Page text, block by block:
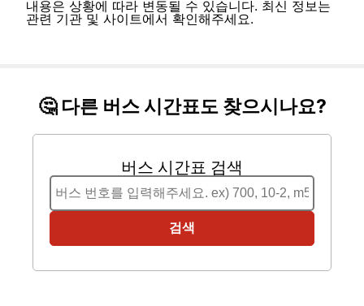
내용은 상황에 따라 변동될 수 있습니다. 최신 정보는
관련 기관 및 사이트에서 확인해주세요.
🤔 다른 버스 시간표도 찾으시나요?
버스 시간표 검색
검색